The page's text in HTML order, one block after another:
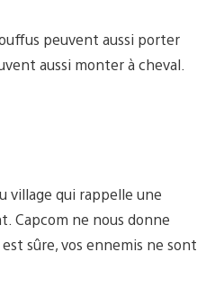
peuvent aussi porter
aussi monter à cheval.
village qui rappelle une
Capcom ne nous donne
sûre, vos ennemis ne sont